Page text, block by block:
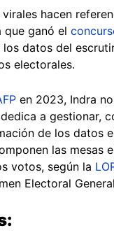
hacen
que ganó el
datos del
electorales.
en 2023, Indra
a gestionar,
de los datos
las mesas
votos, según la
Electoral